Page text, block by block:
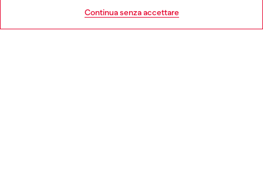
Continua senza accettare